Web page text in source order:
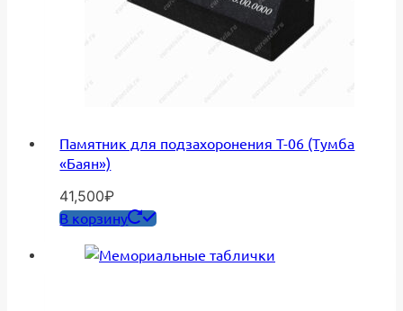
Памятник для подзахоронения Т-06 (Тумба
«Баян»)
41,500₽
В корзину